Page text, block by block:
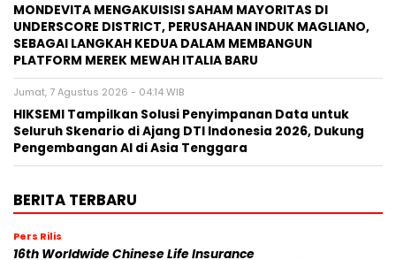
MONDEVITA MENGAKUISISI SAHAM MAYORITAS DI
UNDERSCORE DISTRICT, PERUSAHAAN INDUK MAGLIANO,
SEBAGAI LANGKAH KEDUA DALAM MEMBANGUN
PLATFORM MEREK MEWAH ITALIA BARU
Jumat, 7 Agustus 2026 - 04:14 WIB
HIKSEMI Tampilkan Solusi Penyimpanan Data untuk
Seluruh Skenario di Ajang DTI Indonesia 2026, Dukung
Pengembangan AI di Asia Tenggara
BERITA TERBARU
Pers Rilis
16th Worldwide Chinese Life Insurance